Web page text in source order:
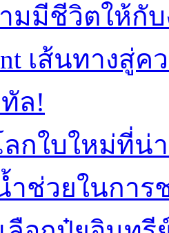
มมีชีวิตให้กับ
เส้นทางสู่
ล!
กใบใหม่ที่น่
ำช่วยในกา